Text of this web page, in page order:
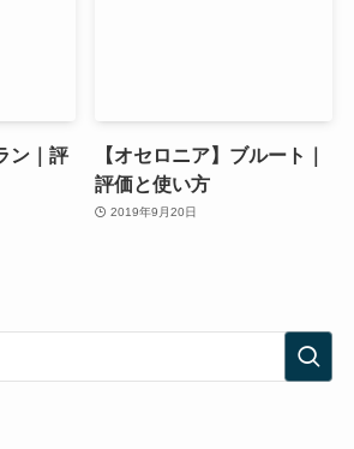
ン｜評
【オセロニア】ブルート｜
評価と使い方
2019年9月20日